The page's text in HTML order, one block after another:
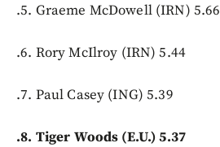
.5. Graeme McDowell (IRN) 5.66
.6. Rory McIlroy (IRN) 5.44
.7. Paul Casey (ING) 5.39
.8. Tiger Woods (E.U.) 5.37